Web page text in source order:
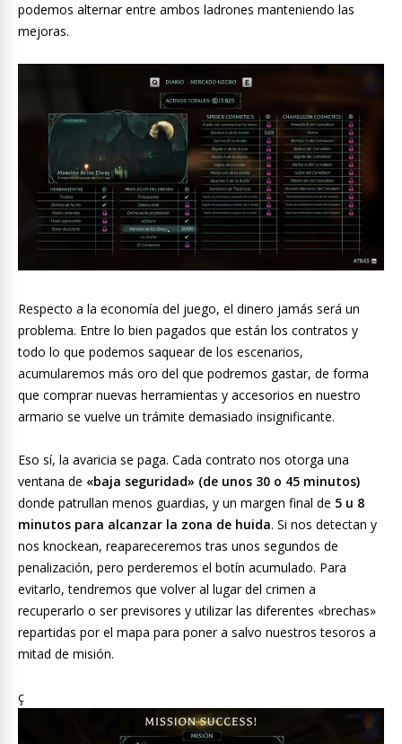
podemos alternar entre ambos ladrones manteniendo las
mejoras.
Respecto a la economía del juego, el dinero jamás será un
problema. Entre lo bien pagados que están los contratos y
todo lo que podemos saquear de los escenarios,
acumularemos más oro del que podremos gastar, de forma
que comprar nuevas herramientas y accesorios en nuestro
armario se vuelve un trámite demasiado insignificante.
Eso sí, la avaricia se paga. Cada contrato nos otorga una
ventana de «baja seguridad» (de unos 30 o 45 minutos)
donde patrullan menos guardias, y un margen final de 5 u 8
minutos para alcanzar la zona de huida. Si nos detectan y
nos knockean, reapareceremos tras unos segundos de
penalización, pero perderemos el botín acumulado. Para
evitarlo, tendremos que volver al lugar del crimen a
recuperarlo o ser previsores y utilizar las diferentes «brechas»
repartidas por el mapa para poner a salvo nuestros tesoros a
mitad de misión.
ç